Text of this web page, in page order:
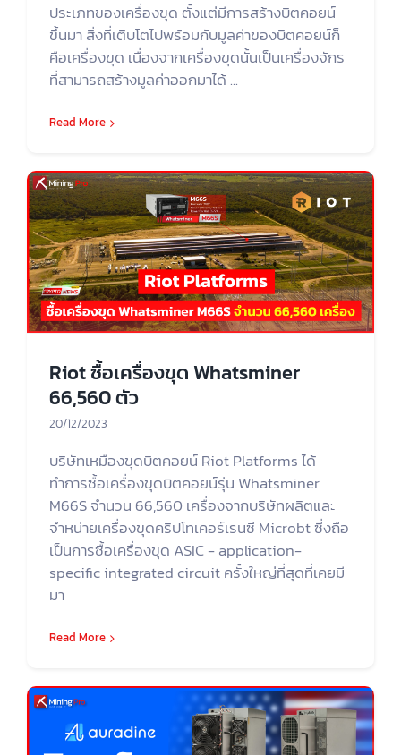
ประเภทของเครื่องขุด ตั้งแต่มีการสร้างบิตคอยน์
ขึ้นมา สิ่งที่เติบโตไปพร้อมกับมูลค่าของบิตคอยน์ก็
คือเครื่องขุด เนื่องจากเครื่องขุดนั้นเป็นเครื่องจักร
ที่สามารถสร้างมูลค่าออกมาได้ ...
Read More
Riot ซื้อเครื่องขุด Whatsminer
66,560 ตัว
20/12/2023
บริษัทเหมืองขุดบิตคอยน์ Riot Platforms ได้
ทำการซื้อเครื่องขุดบิตคอยน์รุ่น Whatsminer
M66S จำนวน 66,560 เครื่องจากบริษัทผลิตและ
จำหน่ายเครื่องขุดคริปโทเคอร์เรนซี Microbt ซึ่งถือ
เป็นการซื้อเครื่องขุด ASIC - application-
specific integrated circuit ครั้งใหญ่ที่สุดที่เคยมี
มา
Read More